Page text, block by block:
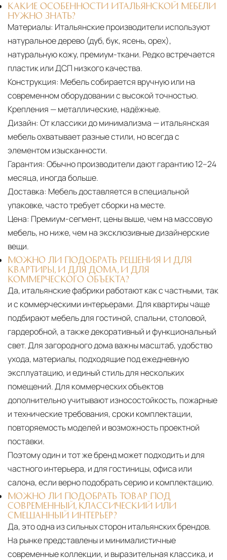
КАКИЕ ОСОБЕННОСТИ ИТАЛЬЯНСКОЙ МЕБЕЛИ
НУЖНО ЗНАТЬ?
Материалы: Итальянские производители используют
натуральное дерево (дуб, бук, ясень, орех),
натуральную кожу, премиум-ткани. Редко встречается
пластик или ДСП низкого качества.
Конструкция: Мебель собирается вручную или на
современном оборудовании с высокой точностью.
Крепления — металлические, надёжные.
Дизайн: От классики до минимализма — итальянская
мебель охватывает разные стили, но всегда с
элементом изысканности.
Гарантия: Обычно производители дают гарантию 12–24
месяца, иногда больше.
Доставка: Мебель доставляется в специальной
упаковке, часто требует сборки на месте.
Цена: Премиум-сегмент, цены выше, чем на массовую
мебель, но ниже, чем на эксклюзивные дизайнерские
вещи.
МОЖНО ЛИ ПОДОБРАТЬ РЕШЕНИЯ И ДЛЯ
КВАРТИРЫ, И ДЛЯ ДОМА, И ДЛЯ
КОММЕРЧЕСКОГО ОБЪЕКТА?
Да, итальянские фабрики работают как с частными, так
и с коммерческими интерьерами. Для квартиры чаще
подбирают мебель для гостиной, спальни, столовой,
гардеробной, а также декоративный и функциональный
свет. Для загородного дома важны масштаб, удобство
ухода, материалы, подходящие под ежедневную
эксплуатацию, и единый стиль для нескольких
помещений. Для коммерческих объектов
дополнительно учитывают износостойкость, пожарные
и технические требования, сроки комплектации,
повторяемость моделей и возможность проектной
поставки.
Поэтому один и тот же бренд может подходить и для
частного интерьера, и для гостиницы, офиса или
салона, если верно подобрать серию и комплектацию.
МОЖНО ЛИ ПОДОБРАТЬ ТОВАР ПОД
СОВРЕМЕННЫЙ, КЛАССИЧЕСКИЙ ИЛИ
СМЕШАННЫЙ ИНТЕРЬЕР?
Да, это одна из сильных сторон итальянских брендов.
На рынке представлены и минималистичные
современные коллекции, и выразительная классика, и